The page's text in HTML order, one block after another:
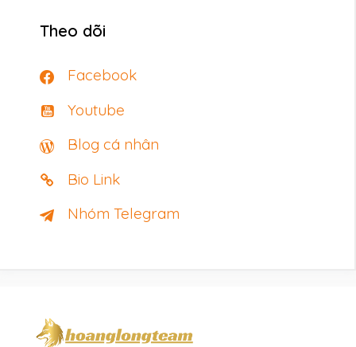
Theo dõi
Facebook
Youtube
Blog cá nhân
Bio Link
Nhóm Telegram